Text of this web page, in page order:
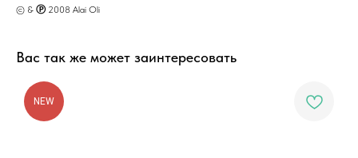
© & Ⓟ2008 Alai Oli
Вас так же может заинтересовать
NEW